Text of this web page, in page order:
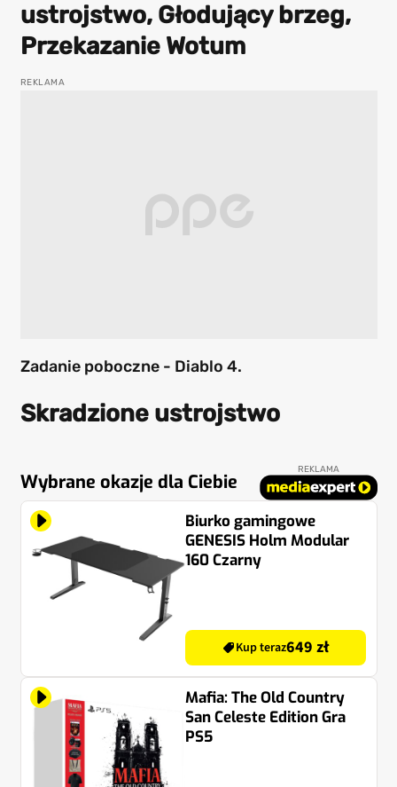
ustrojstwo, Głodujący brzeg,
Przekazanie Wotum
Zadanie poboczne - Diablo 4.
Skradzione ustrojstwo
Wybrane okazje dla Ciebie
REKLAMA
Biurko gamingowe
GENESIS Holm Modular
160 Czarny
Kup teraz649 zł
Mafia: The Old Country
San Celeste Edition Gra
PS5